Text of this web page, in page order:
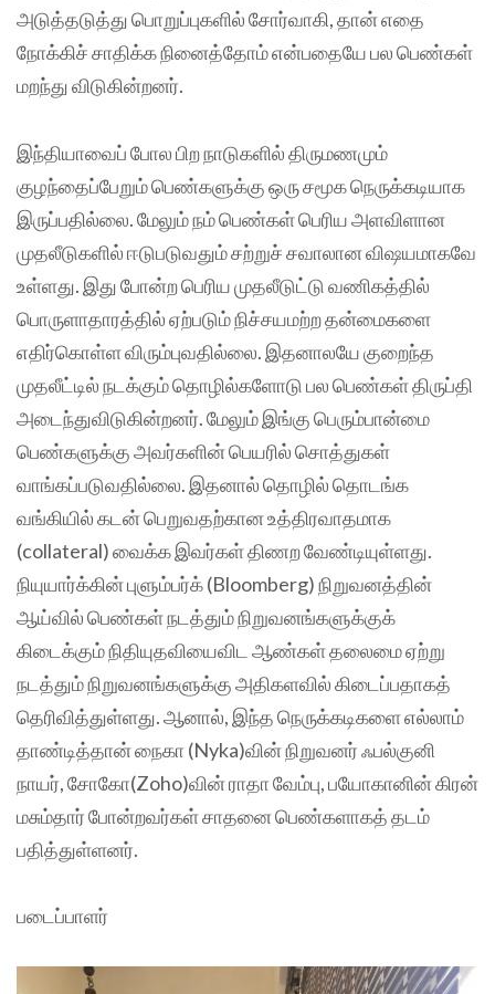
அடுத்தடுத்து பொறுப்புகளில் சோர்வாகி, தான் எதை
நோக்கிச் சாதிக்க நினைத்தோம் என்பதையே பல பெண்கள்
மறந்து விடுகின்றனர்.
இந்தியாவைப் போல பிற நாடுகளில் திருமணமும்
குழந்தைப்பேறும் பெண்களுக்கு ஒரு சமூக நெருக்கடியாக
இருப்பதில்லை. மேலும் நம் பெண்கள் பெரிய அளவிளான
முதலீடுகளில் ஈடுபடுவதும் சற்றுச் சவாலான விஷயமாகவே
உள்ளது. இது போன்ற பெரிய முதலீடுட்டு வணிகத்தில்
பொருளாதாரத்தில் ஏற்படும் நிச்சயமற்ற தன்மைகளை
எதிர்கொள்ள விரும்புவதில்லை. இதனாலயே குறைந்த
முதலீட்டில் நடக்கும் தொழில்களோடு பல பெண்கள் திருப்தி
அடைந்துவிடுகின்றனர். மேலும் இங்கு பெரும்பான்மை
பெண்களுக்கு அவர்களின் பெயரில் சொத்துகள்
வாங்கப்படுவதில்லை. இதனால் தொழில் தொடங்க
வங்கியில் கடன் பெறுவதற்கான உத்திரவாதமாக
(collateral) வைக்க இவர்கள் திணற வேண்டியுள்ளது.
நியுயார்க்கின் புளும்பர்க் (Bloomberg) நிறுவனத்தின்
ஆய்வில் பெண்கள் நடத்தும் நிறுவனங்களுக்குக்
கிடைக்கும் நிதியுதவியைவிட ஆண்கள் தலைமை ஏற்று
நடத்தும் நிறுவனங்களுக்கு அதிகளவில் கிடைப்பதாகத்
தெரிவித்துள்ளது. ஆனால், இந்த நெருக்கடிகளை எல்லாம்
தாண்டித்தான் நைகா (Nyka)வின் நிறுவனர் ஃபல்குனி
நாயர், சோகோ(Zoho)வின் ராதா வேம்பு, பயோகானின் கிரன்
மசும்தார் போன்றவர்கள் சாதனை பெண்களாகத் தடம்
பதித்துள்ளனர்.
படைப்பாளர்